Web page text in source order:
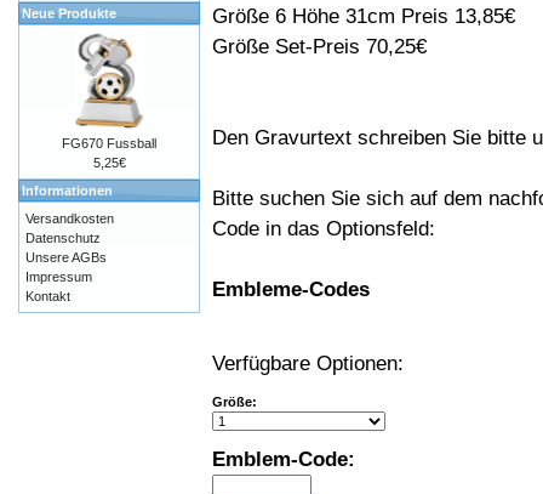
Größe 6 Höhe 31cm Preis 13,85€
Größe Set-Preis 70,25€
Den Gravurtext schreiben Sie bitte
Bitte suchen Sie sich auf dem
Code in das Optionsfeld:
Embleme-Codes
Verfügbare Optionen:
Größe:
Emblem-Code:
Neue Produkte
FG670 Fussball
5,25€
Informationen
Versandkosten
Datenschutz
Unsere AGBs
Impressum
Kontakt